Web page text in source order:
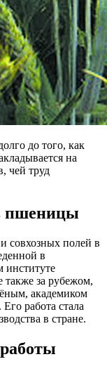
до того, как
на
чей труд
пшеницы
совхозных полей в
в
институте
также за рубежом,
академиком
работа стала
в стране.